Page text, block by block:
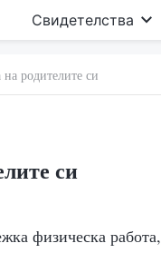
Свидетелства
родителите си
си
физическа работа,